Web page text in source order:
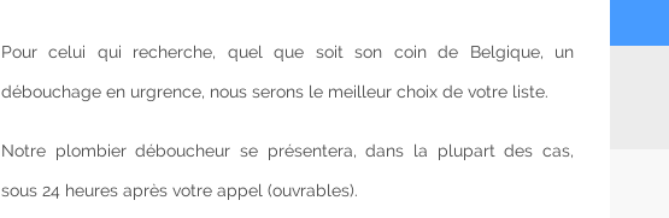
Pour celui qui recherche, quel que soit son coin de Belgique, un
débouchage en urgrence, nous serons le meilleur choix de votre liste.
Notre plombier déboucheur se présentera, dans la plupart des cas,
sous 24 heures après votre appel (ouvrables).